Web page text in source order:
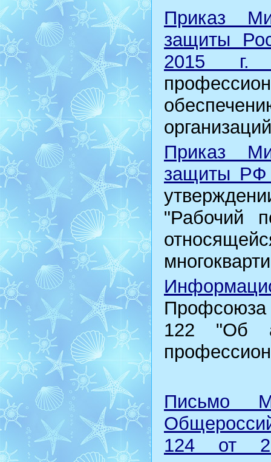
Приказ
защиты
2015 г.
Приказ
защиты РФ
"Рабочий
Профсоюза
122 "Об
Письмо
124 от